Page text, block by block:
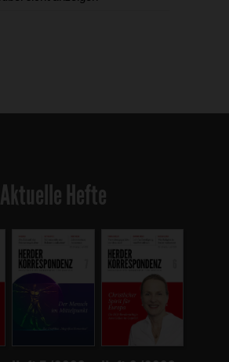
Aktuelle Hefte